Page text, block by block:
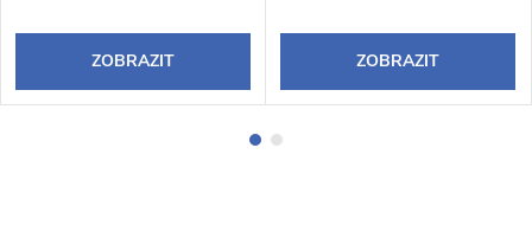
ZOBRAZIT ZOBRAZIT